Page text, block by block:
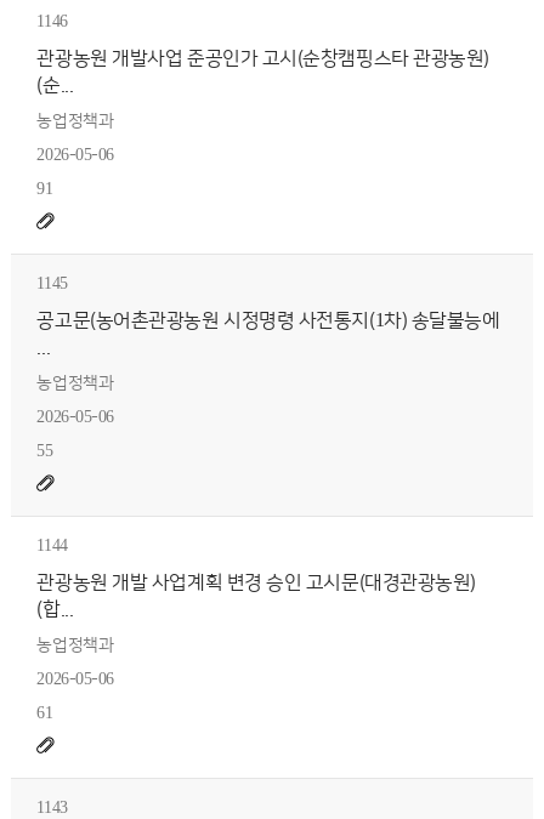
1146
관광농원 개발사업 준공인가 고시(순창캠핑스타 관광농원)
(순...
농업정책과
2026-05-06
91
1145
공고문(농어촌관광농원 시정명령 사전통지(1차) 송달불능에
농업정책과
2026-05-06
55
1144
관광농원 개발 사업계획 변경 승인 고시문(대경관광농원)
(합...
농업정책과
2026-05-06
61
1143